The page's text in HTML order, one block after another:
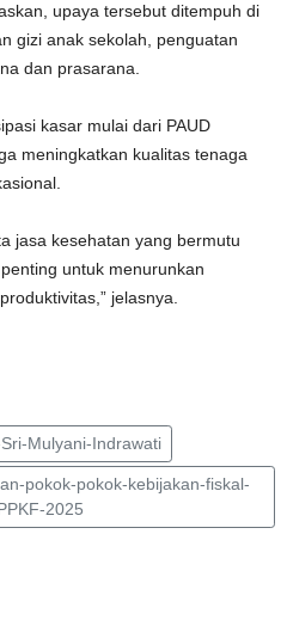
upaya tersebut ditempuh di
gizi anak sekolah, penguatan
dan prasarana.
kasar mulai dari PAUD
meningkatkan kualitas tenaga
jasa kesehatan yang bermutu
untuk menurunkan
jelasnya.
Mulyani-Indrawati
pokok-pokok-kebijakan-fiskal-
2025